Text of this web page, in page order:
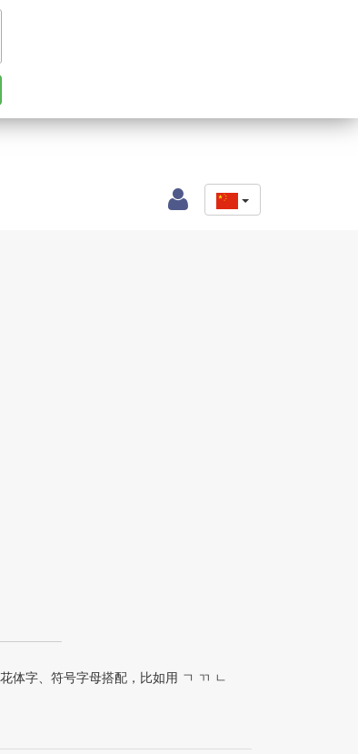
体字、符号字母搭配，比如用 ㄱ ㄲ ㄴ